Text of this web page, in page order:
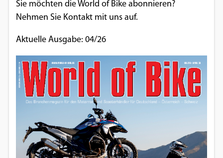
Sie möchten die World of Bike abonnieren?
Nehmen Sie Kontakt mit uns auf.
Aktuelle Ausgabe: 04/26